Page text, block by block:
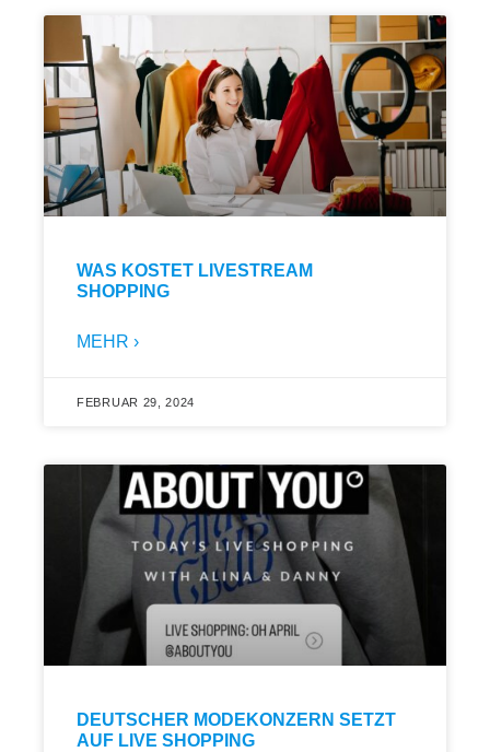
WAS KOSTET LIVESTREAM
SHOPPING
MEHR ›
FEBRUAR 29, 2024
DEUTSCHER MODEKONZERN SETZT
AUF LIVE SHOPPING